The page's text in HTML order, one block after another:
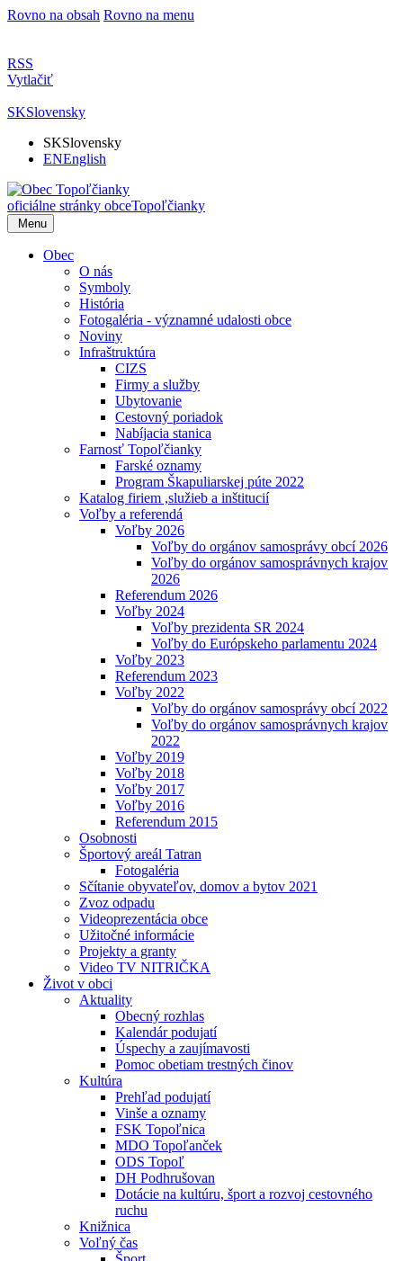
Rovno na obsah Rovno na menu
RSS
Vytlačiť
SKSlovensky
SKSlovensky
ENEnglish
oficiálne stránky obceTopoľčianky
Menu
Obec
O nás
Symboly
História
Fotogaléria - významné udalosti obce
Noviny
Infraštruktúra
CIZS
Firmy a služby
Ubytovanie
Cestovný poriadok
Nabíjacia stanica
Farnosť Topoľčianky
Farské oznamy
Program Škapuliarskej púte 2022
Katalog firiem ,služieb a inštitucií
Voľby a referendá
Voľby 2026
Voľby do orgánov samosprávy obcí 2026
Voľby do orgánov samosprávnych krajov
2026
Referendum 2026
Voľby 2024
Voľby prezidenta SR 2024
Voľby do Európskeho parlamentu 2024
Voľby 2023
Referendum 2023
Voľby 2022
Voľby do orgánov samosprávy obcí 2022
Voľby do orgánov samosprávnych krajov
2022
Voľby 2019
Voľby 2018
Voľby 2017
Voľby 2016
Referendum 2015
Osobnosti
Športový areál Tatran
Fotogaléria
Sčítanie obyvateľov, domov a bytov 2021
Zvoz odpadu
Videoprezentácia obce
Užitočné informácie
Projekty a granty
Video TV NITRIČKA
Život v obci
Aktuality
Obecný rozhlas
Kalendár podujatí
Úspechy a zaujímavosti
Pomoc obetiam trestných činov
Kultúra
Prehľad podujatí
Vinše a oznamy
FSK Topoľnica
MDO Topoľanček
ODS Topoľ
DH Podhrušovan
Dotácie na kultúru, šport a rozvoj cestovného
ruchu
Knižnica
Voľný čas